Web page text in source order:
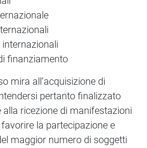
finanziamento
mira all’acquisizione di
pertanto finalizzato
ricezione di manifestazioni
la partecipazione e
maggior numero di soggetti